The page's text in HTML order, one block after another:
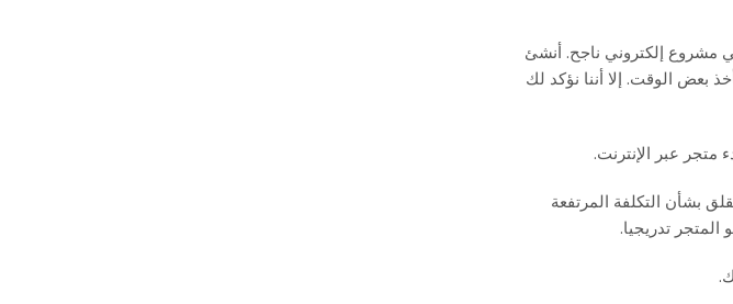
مشروع إلكتروني ناجح. أنشئ
بعض الوقت. إلا أننا نؤكد لك
بشأن التكلفة المرتفعة
تدريجيا.